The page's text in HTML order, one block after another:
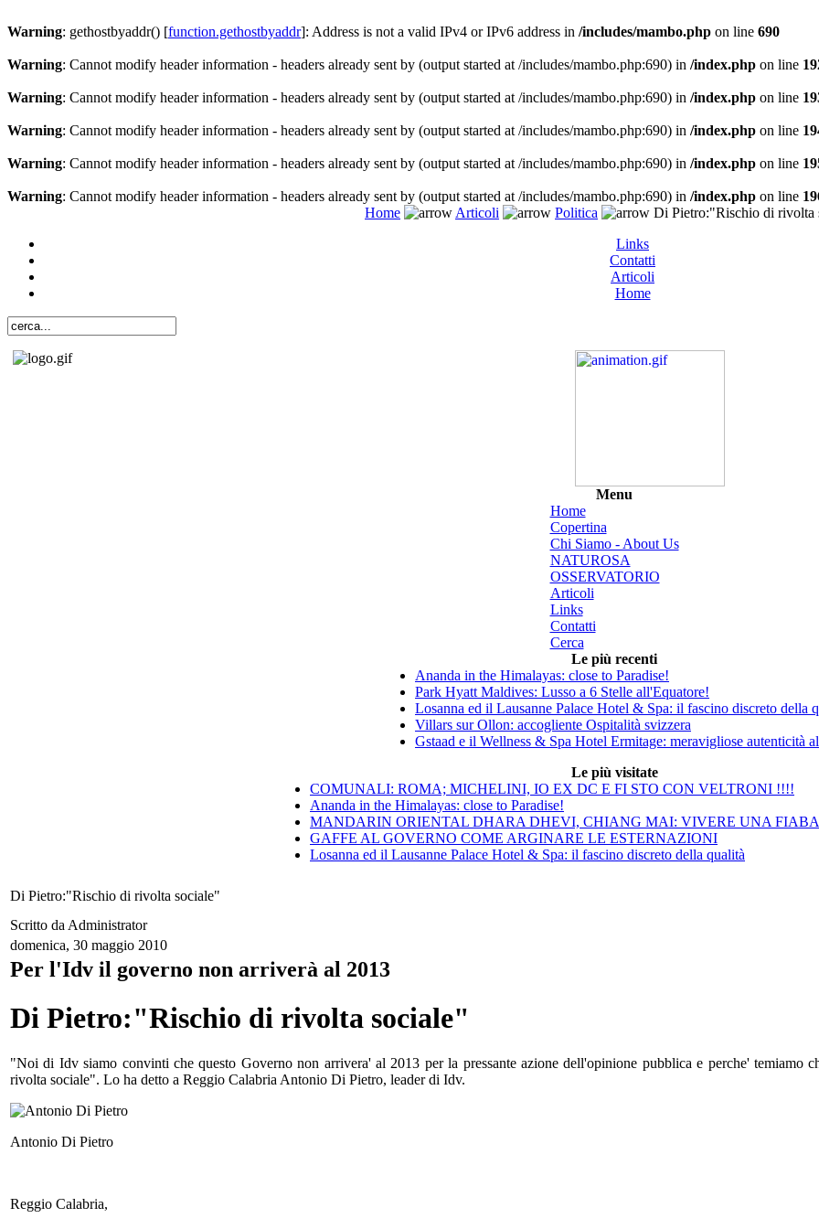
Warning: gethostbyaddr() [function.gethostbyaddr]: Address is not a valid IPv4 or IPv6 address in /includes/mambo.php on line 690
Warning: Cannot modify header information - headers already sent by (output started at /includes/mambo.php:690) in /index.php on line
Warning: Cannot modify header information - headers already sent by (output started at /includes/mambo.php:690) in /index.php on line
Warning: Cannot modify header information - headers already sent by (output started at /includes/mambo.php:690) in /index.php on line
Warning: Cannot modify header information - headers already sent by (output started at /includes/mambo.php:690) in /index.php on line
Warning: Cannot modify header information - headers already sent by (output started at /includes/mambo.php:690) in /index.php on line
Home
Articoli Politica
Di Pietro:"Rischio di rivolta
Links
Contatti
Articoli
Home
Menu
Home
Copertina
Chi Siamo - About Us
NATUROSA
OSSERVATORIO
Articoli
Links
Contatti
Cerca
Le più recenti
Ananda in the Himalayas: close to Paradise!
Park Hyatt Maldives: Lusso a 6 Stelle all'Equatore!
Losanna ed il Lausanne Palace Hotel & Spa: il fascino discreto della
Villars sur Ollon: accogliente Ospitalità svizzera
Gstaad e il Wellness & Spa Hotel Ermitage: meravigliose autenticità
Le più visitate
COMUNALI: ROMA; MICHELINI, IO EX DC E FI STO CON VELTRONI !!!!
Ananda in the Himalayas: close to Paradise!
MANDARIN ORIENTAL DHARA DHEVI, CHIANG MAI: VIVERE UNA
GAFFE AL GOVERNO COME ARGINARE LE ESTERNAZIONI
Losanna ed il Lausanne Palace Hotel & Spa: il fascino discreto della qualità
Di Pietro:"Rischio di rivolta sociale"
Scritto da Administrator
domenica, 30 maggio 2010
Per l'Idv il governo non arriverà al 2013
Di Pietro:"Rischio di rivolta sociale"
"Noi di Idv siamo convinti che questo Governo non arrivera' al 2013 per la pressante azione dell'opinione pubblica e perche' temiamo
rivolta sociale". Lo ha detto a Reggio Calabria Antonio Di Pietro, leader di Idv.
Antonio Di Pietro
Reggio Calabria,